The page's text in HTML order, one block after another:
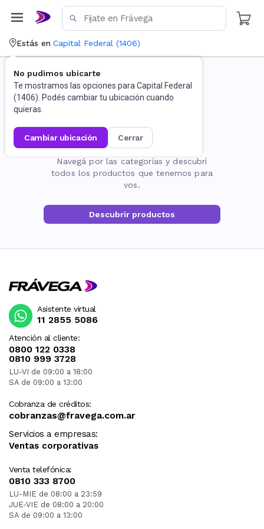
Estás en Capital Federal (1406)
No pudimos ubicarte
Te mostramos las opciones para Capital Federal
(1406). Podés cambiar tu ubicación cuando
quieras.
cambiar ubicación cerrar
La página no existe
Navegá por las categorías y descubrí
todos los productos que tenemos para
vos.
Descubrir productos
Atención al cliente:
0800 122 0338
0810 999 3728
LU-VI de 09:00 a 18:00
SA de 09:00 a 13:00
Cobranza de créditos:
cobranzas@fravega.com.ar
Servicios a empresas:
Ventas corporativas
Venta telefónica:
0810 333 8700
LU-MIE de 08:00 a 23:59
JUE-VIE de 08:00 a 20:00
SA de 09:00 a 13:00
Asistente virtual
11 2855 5086